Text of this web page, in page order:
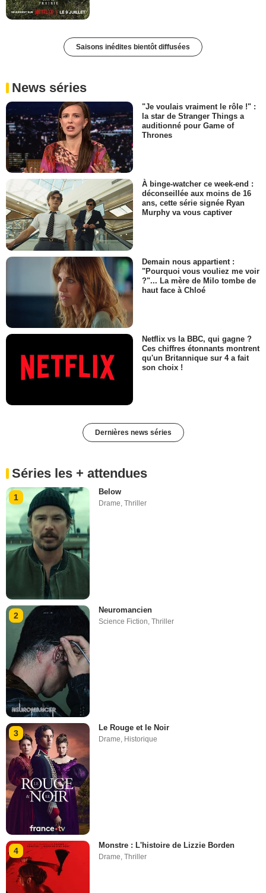
Saisons inédites bientôt diffusées
News séries
"Je voulais vraiment le rôle !" :
la star de Stranger Things a
auditionné pour Game of
Thrones
À binge-watcher ce week-end :
déconseillée aux moins de 16
ans, cette série signée Ryan
Murphy va vous captiver
Demain nous appartient :
"Pourquoi vous vouliez me voir
?"... La mère de Milo tombe de
haut face à Chloé
Netflix vs la BBC, qui gagne ?
Ces chiffres étonnants montrent
qu'un Britannique sur 4 a fait
son choix !
Dernières news séries
Séries les + attendues
1
Below
Drame,Thriller
2
Neuromancien
Science Fiction ,Thriller
3
Le Rouge et le Noir
Drame, Historique
4
Monstre : L'histoire de Lizzie Borden
Drame,Thriller